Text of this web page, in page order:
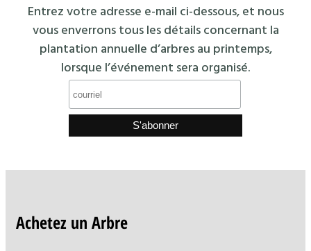
Entrez votre adresse e-mail ci-dessous, et nous
vous enverrons tous les détails concernant la
plantation annuelle d’arbres au printemps,
lorsque l’événement sera organisé.
Achetez un Arbre